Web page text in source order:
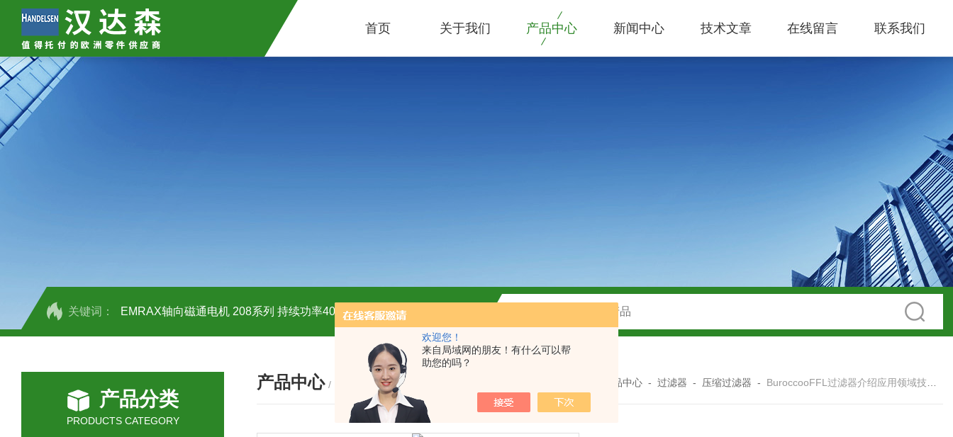
欢迎您！
来自局域网的朋友！有什么可以帮
助您的吗？
首页 关于我们 产品中心 新闻中心 技术文章 在线留言 联系我们
关键词： EMRAX轴向磁通电机 208系列 持续功率40kw
OEMER三相同步电机MTES 132SB/2参数及应用
OEMER三相同步电机MTES 160MA/2参数及应用
产品分类
PRODUCTS CATEGORY
产品中心 / PRODUCTS 产品中心 -过滤器 - 压缩过滤器 - BuroccooFFL过滤器介绍应用领域技术参数